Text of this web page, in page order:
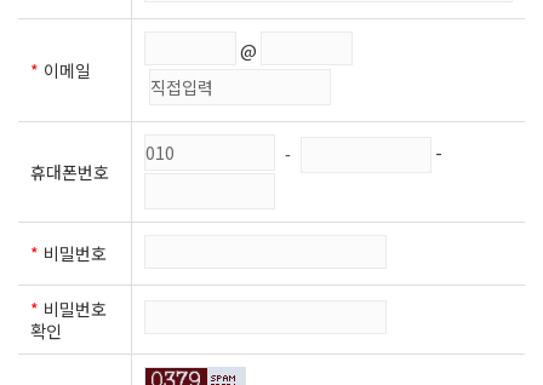
* 이메일
@
휴대폰번호
- -
* 비밀번호
* 비밀번호
확인